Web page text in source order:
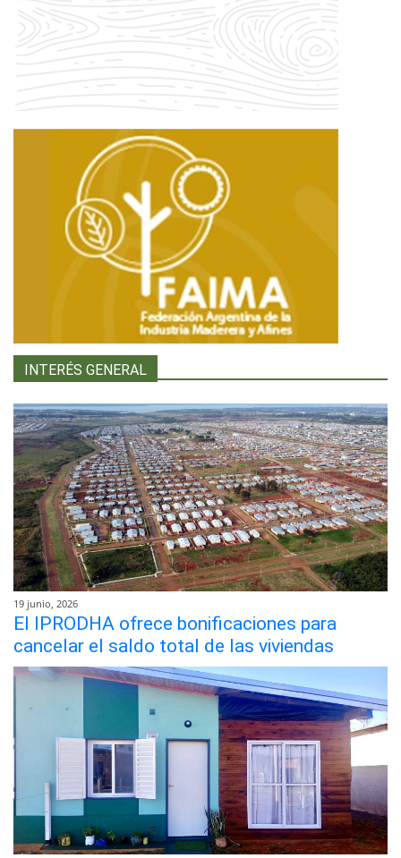
INTERÉS GENERAL
19 junio, 2026
El IPRODHA ofrece bonificaciones para
cancelar el saldo total de las viviendas